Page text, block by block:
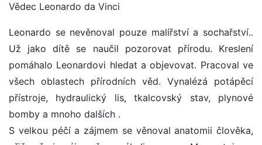
Vědec Leonardo da Vinci
Leonardo se nevěnoval pouze malířství a sochařství..
Už jako dítě se naučil pozorovat přírodu. Kreslení
pomáhalo Leonardovi hledat a objevovat. Pracoval ve
všech oblastech přírodních věd. Vynalézá potápěcí
přístroje, hydraulický lis, tkalcovský stav, plynové
bomby a mnoho dalších .
S velkou péčí a zájmem se věnoval anatomii člověka,